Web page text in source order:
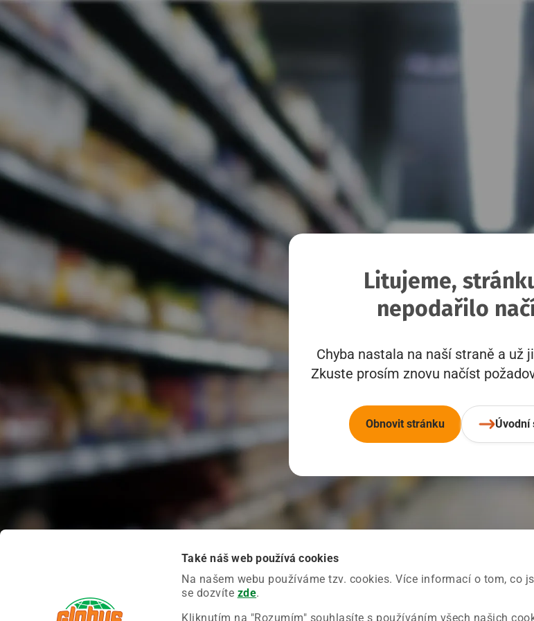
Také náš web používá cookies
Na našem webu používáme tzv. cookies. Více informací o tom, co
se dozvíte zde.
Kliknutím na "Rozumím" souhlasíte s používáním všech našich
Litujeme,
nepodařilo
Chyba nastala na naší straně a už
Zkuste prosím znovu načíst
Obnovit stránku Úvodní